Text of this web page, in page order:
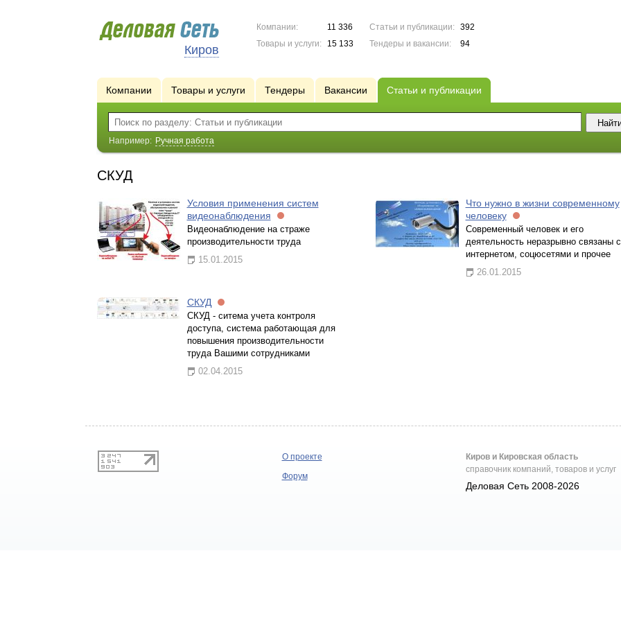
Киров
Компании:
11 336
Товары и услуги:
15 133
Статьи и публикации:
392
Тендеры и вакансии:
94
Компании Товары и услуги Тендеры Вакансии Статьи и публикации
Например: Ручная работа
СКУД
Условия применения систем
видеонаблюдения
Видеонаблюдение на страже
производительности труда
15.01.2015
Что нужно в жизни современному
человеку
Современный человек и его
деятельность неразрывно связаны с
интернетом, соцюсетями и прочее
26.01.2015
СКУД
СКУД - ситема учета контроля
доступа, система работающая для
повышения производительности
труда Вашими сотрудниками
02.04.2015
О проекте
Форум
Киров и Кировская область
справочник компаний, товаров и услуг
Деловая Сеть 2008-2026